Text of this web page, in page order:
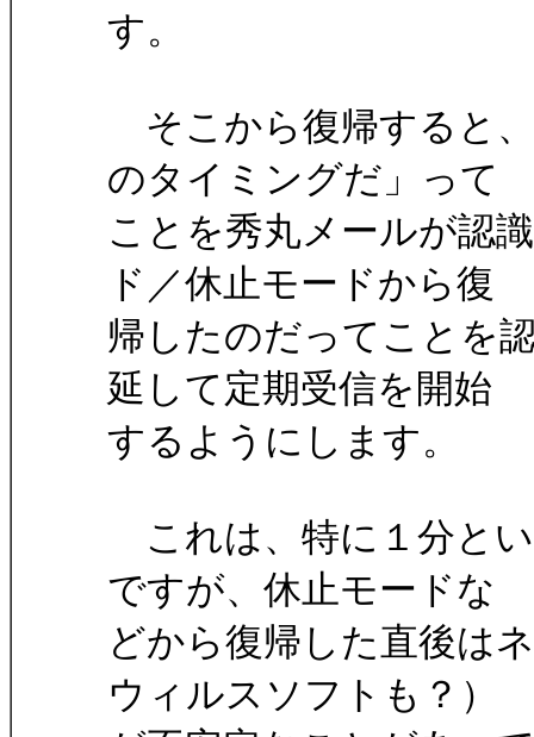
す。
そこから復帰すると
のタイミングだ」って
ことを秀丸メールが認
ド／休止モードから復
帰したのだってことを
延して定期受信を開始
するようにします。
これは、特に１分と
ですが、休止モードな
どから復帰した直後は
ウィルスソフトも？）